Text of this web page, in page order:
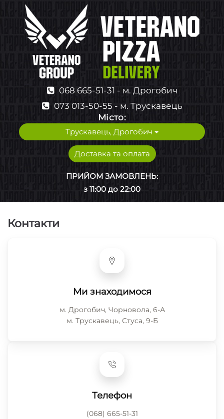
068 665-51-31 - м. Дрогобич
073 013-50-55 - м. Трускавець
Мiсто:
Трускавець, Дрогобич
Доставка та оплата
ПРИЙОМ ЗАМОВЛЕНЬ:
з 11:00 до 22:00
Контакти
Ми знаходимося
м. Дрогобич, Чорновола, 6-А
м. Трускавець, Стуса, 9-Б
Телефон
(068) 665-51-31